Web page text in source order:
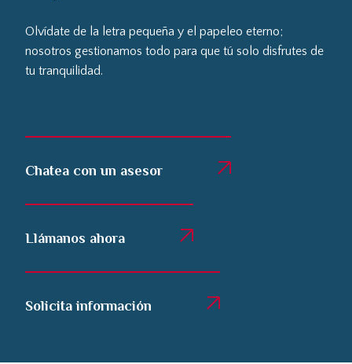
Olvídate de la letra pequeña y el papeleo eterno;
nosotros gestionamos todo para que tú solo disfrutes de
tu tranquilidad.
Chatea con un asesor
Llámanos ahora
Solicita información